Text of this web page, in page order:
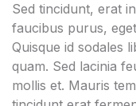
Sed tincidunt, erat
faucibus purus,
Quisque id sodales
quam. Sed lacinia
mollis et. Mauris